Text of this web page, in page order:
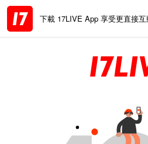
下載 17LIVE App 享受更直接